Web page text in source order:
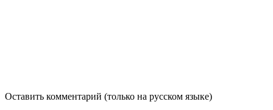
Оставить комментарий (только на русском языке)